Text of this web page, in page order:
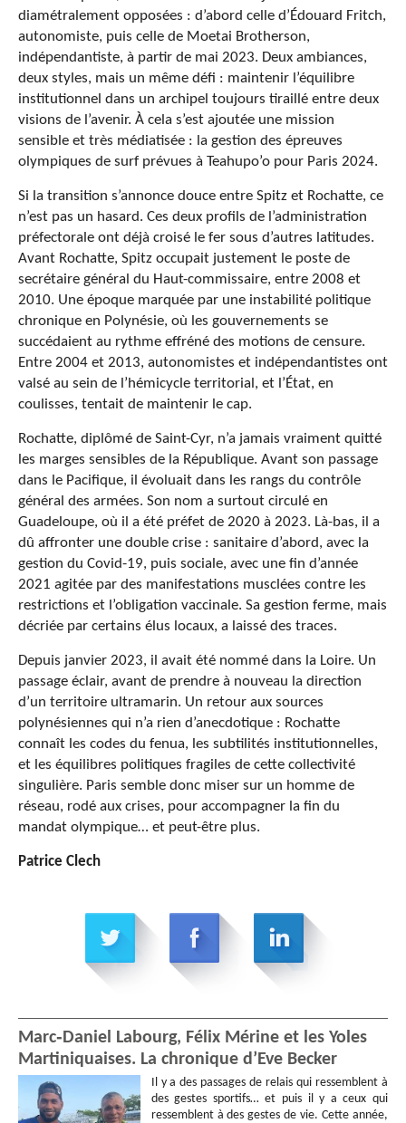
diamétralement opposées : d’abord celle d’Édouard Fritch,
autonomiste, puis celle de Moetai Brotherson,
indépendantiste, à partir de mai 2023. Deux ambiances,
deux styles, mais un même défi : maintenir l’équilibre
institutionnel dans un archipel toujours tiraillé entre deux
visions de l’avenir. À cela s’est ajoutée une mission
sensible et très médiatisée : la gestion des épreuves
olympiques de surf prévues à Teahupo’o pour Paris 2024.
Si la transition s’annonce douce entre Spitz et Rochatte, ce
n’est pas un hasard. Ces deux profils de l’administration
préfectorale ont déjà croisé le fer sous d’autres latitudes.
Avant Rochatte, Spitz occupait justement le poste de
secrétaire général du Haut-commissaire, entre 2008 et
2010. Une époque marquée par une instabilité politique
chronique en Polynésie, où les gouvernements se
succédaient au rythme effréné des motions de censure.
Entre 2004 et 2013, autonomistes et indépendantistes ont
valsé au sein de l’hémicycle territorial, et l’État, en
coulisses, tentait de maintenir le cap.
Rochatte, diplômé de Saint-Cyr, n’a jamais vraiment quitté
les marges sensibles de la République. Avant son passage
dans le Pacifique, il évoluait dans les rangs du contrôle
général des armées. Son nom a surtout circulé en
Guadeloupe, où il a été préfet de 2020 à 2023. Là-bas, il a
dû affronter une double crise : sanitaire d’abord, avec la
gestion du Covid-19, puis sociale, avec une fin d’année
2021 agitée par des manifestations musclées contre les
restrictions et l’obligation vaccinale. Sa gestion ferme, mais
décriée par certains élus locaux, a laissé des traces.
Depuis janvier 2023, il avait été nommé dans la Loire. Un
passage éclair, avant de prendre à nouveau la direction
d’un territoire ultramarin. Un retour aux sources
polynésiennes qui n’a rien d’anecdotique : Rochatte
connaît les codes du fenua, les subtilités institutionnelles,
et les équilibres politiques fragiles de cette collectivité
singulière. Paris semble donc miser sur un homme de
réseau, rodé aux crises, pour accompagner la fin du
mandat olympique… et peut-être plus.
Patrice Clech
Marc‑Daniel Labourg, Félix Mérine et les Yoles
Martiniquaises. La chronique d’Eve Becker
Il y a des passages de relais qui ressemblent à
des gestes sportifs… et puis il y a ceux qui
ressemblent à des gestes de vie. Cette année,